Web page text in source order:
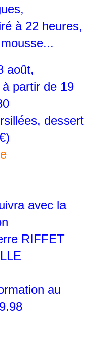
à 22 heures,
août,
partir de 19
dessert
avec la
RIFFET
au